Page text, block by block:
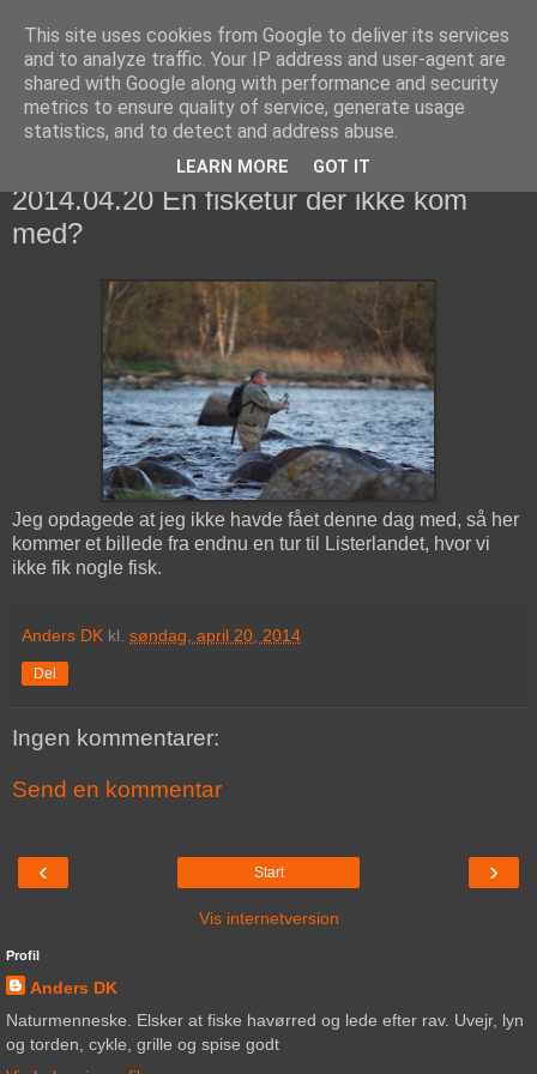
fiskedagbog.dk
Havørredfiskeri, tordenvejr og rav i (en skøn?) tre-enighed
2014.04.20 En fisketur der ikke kom
med?
Jeg opdagede at jeg ikke havde fået denne dag med, så her
kommer et billede fra endnu en tur til Listerlandet, hvor vi
ikke fik nogle fisk.
Anders DK kl. søndag, april 20, 2014
Del
Ingen kommentarer:
Send en kommentar
‹ ›
Start
Vis internetversion
Profil
Anders DK
Naturmenneske. Elsker at fiske havørred og lede efter rav. Uvejr, lyn
og torden, cykle, grille og spise godt
This site uses cookies from Google to deliver its services
and to analyze traffic. Your IP address and user-agent are
shared with Google along with performance and security
metrics to ensure quality of service, generate usage
statistics, and to detect and address abuse.
LEARN MORE GOT IT